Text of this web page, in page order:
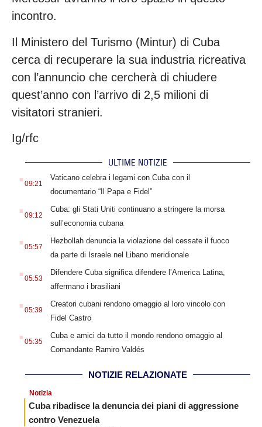
incontro.
Il Ministero del Turismo (Mintur) di Cuba
cerca di recuperare la sua industria ricreativa
con l’annuncio che cercherà di chiudere
quest’anno con l’arrivo di 2,5 milioni di
visitatori stranieri.
Ig/rfc
ULTIME NOTIZIE
. 09:21
Vaticano celebra i legami con Cuba con il
documentario “Il Papa e Fidel”
. 09:12
Cuba: gli Stati Uniti continuano a stringere la morsa
sull’economia cubana
. 05:57
Hezbollah denuncia la violazione del cessate il fuoco
da parte di Israele nel Libano meridionale
. 05:53
Difendere Cuba significa difendere l’America Latina,
affermano i brasiliani
. 05:39
Creatori cubani rendono omaggio al loro vincolo con
Fidel Castro
. 05:35
Cuba e amici da tutto il mondo rendono omaggio al
Comandante Ramiro Valdés
NOTIZIE RELAZIONATE
Notizia
Cuba ribadisce la denuncia dei piani di aggressione
contro Venezuela